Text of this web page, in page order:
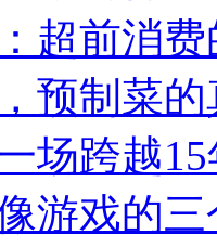
超前消
预制菜
场跨越
游戏的